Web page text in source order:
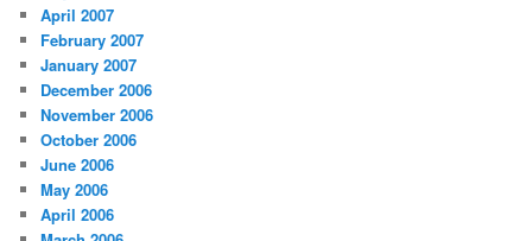
April 2007
February 2007
January 2007
December 2006
November 2006
October 2006
June 2006
May 2006
April 2006